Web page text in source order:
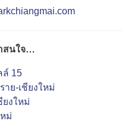
สนใจ…
ล์ 15
าย-เชียงใหม่
ยงใหม่
ม่